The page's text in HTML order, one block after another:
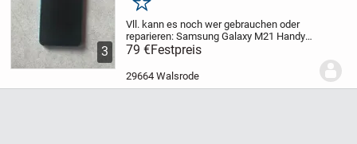
3
Merken
Vll. kann es noch wer gebrauchen oder
reparieren:Samsung Galaxy M21 Handy
(grün) mit Displayschaden abzugeben.
Das Handy hat im nteren Bereich einen
Längs- und einen Querriss, sowie ein
paar...
79 €Festpreis
29664 Walsrode